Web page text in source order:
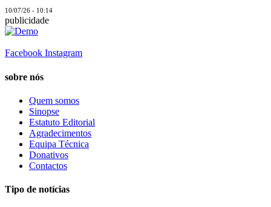
10/07/26 - 10:14
publicidade
Facebook Instagram
sobre nós
Quem somos
Sinopse
Estatuto Editorial
Agradecimentos
Equipa Técnica
Donativos
Contactos
Tipo de notícias